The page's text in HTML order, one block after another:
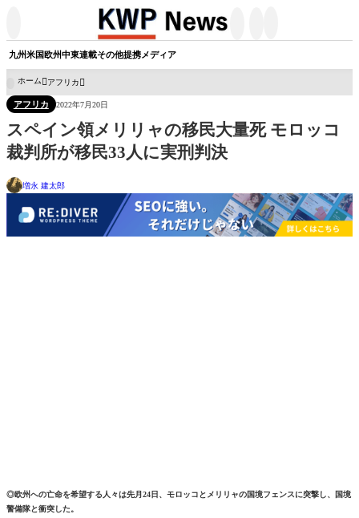
九州米国欧州中東連載その他提携メディア
ホーム アフリカ
アフリカ 2022年7月20日
スペイン領メリリャの移民大量死 モロッコ
裁判所が移民33人に実刑判決
増永 建太郎
◎欧州への亡命を希望する人々は先月24日、モロッコとメリリャの国境フェンスに突撃し、国境
警備隊と衝突した。